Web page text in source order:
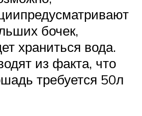
бочек,
храниться вода.
из факта, что
требуется 50л